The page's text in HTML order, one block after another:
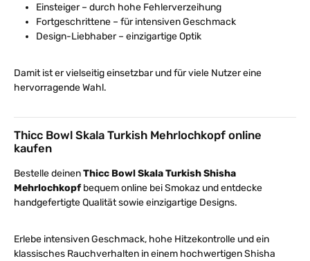
Einsteiger – durch hohe Fehlerverzeihung
Fortgeschrittene – für intensiven Geschmack
Design-Liebhaber – einzigartige Optik
Damit ist er vielseitig einsetzbar und für viele Nutzer eine
hervorragende Wahl.
Thicc Bowl Skala Turkish Mehrlochkopf online
kaufen
Bestelle deinenThicc Bowl Skala Turkish Shisha
Mehrlochkopfbequem online bei Smokaz und entdecke
handgefertigte Qualität sowie einzigartige Designs.
Erlebe intensiven Geschmack, hohe Hitzekontrolle und ein
klassisches Rauchverhalten in einem hochwertigen Shisha